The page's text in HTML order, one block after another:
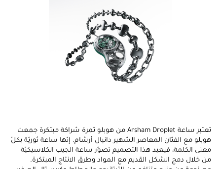
تعتبر ساعة Arsham Droplet من هوبلو ثمرة شراكة مبتكرة جمعت
هوبلو مع الفنّان المعاصر الشهير دانيال أرشام. إنّها ساعة ثوريّة بكلّ
معنى الكلمة، فيعيد هذا التصميم تصوّر ساعة الجيب الكلاسيكيّة
من خلال دمج الشكل القديم مع المواد وطرق الانتاج المبتكرة.